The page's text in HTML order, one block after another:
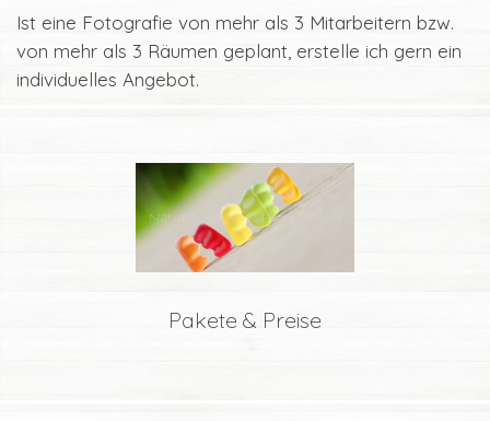
Ist eine Fotografie von mehr als 3 Mitarbeitern bzw.
von mehr als 3 Räumen geplant, erstelle ich gern ein
individuelles Angebot.
Pakete & Preise